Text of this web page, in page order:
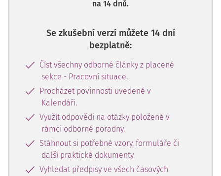
na 14 dnů.
Se zkušební verzí můžete 14 dní
bezplatně:
Číst všechny odborné články z placené
sekce - Pracovní situace.
Procházet povinnosti uvedené v
Kalendáři.
Využít odpovědi na otázky položené v
rámci odborné poradny.
Stáhnout si potřebné vzory, formuláře či
další praktické dokumenty.
Vyhledat předpisy ve všech časových